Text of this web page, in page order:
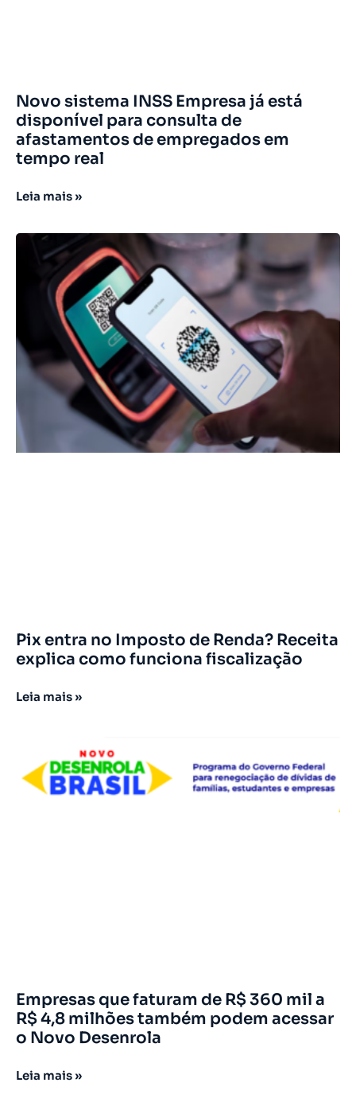
Novo sistema INSS Empresa já está
disponível para consulta de
afastamentos de empregados em
tempo real
Leia mais »
Pix entra no Imposto de Renda? Receita
explica como funciona fiscalização
Leia mais »
Empresas que faturam de R$ 360 mil a
R$ 4,8 milhões também podem acessar
o Novo Desenrola
Leia mais »